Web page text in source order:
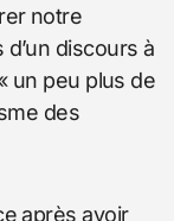
notre
discours à
un peu plus de
des
après avoir